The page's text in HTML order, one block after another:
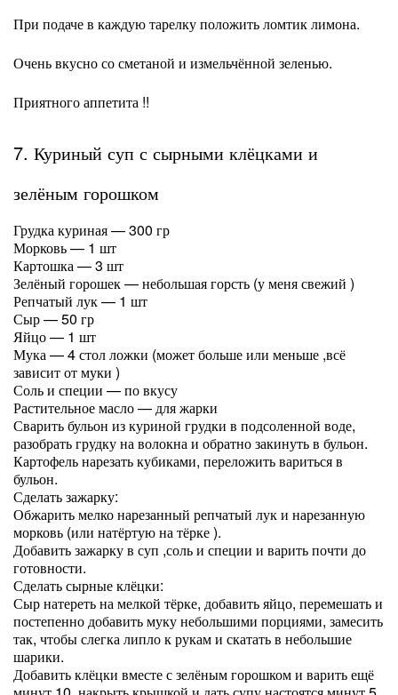
При подаче в каждую тарелку положить ломтик лимона.
Очень вкусно со сметаной и измельчённой зеленью.
Приятного аппетита !!
7. Куриный суп с сырными клёцками и
зелёным горошком
Грудка куриная — 300 гр
Морковь — 1 шт
Картошка — 3 шт
Зелёный горошек — небольшая горсть (у меня свежий )
Репчатый лук — 1 шт
Сыр — 50 гр
Яйцо — 1 шт
Мука — 4 стол ложки (может больше или меньше ,всё
зависит от муки )
Соль и специи — по вкусу
Растительное масло — для жарки
Сварить бульон из куриной грудки в подсоленной воде,
разобрать грудку на волокна и обратно закинуть в бульон.
Картофель нарезать кубиками, переложить вариться в
бульон.
Сделать зажарку:
Обжарить мелко нарезанный репчатый лук и нарезанную
морковь (или натёртую на тёрке ).
Добавить зажарку в суп ,соль и специи и варить почти до
готовности.
Сделать сырные клёцки:
Сыр натереть на мелкой тёрке, добавить яйцо, перемешать и
постепенно добавить муку небольшими порциями, замесить
так, чтобы слегка липло к рукам и скатать в небольшие
шарики.
Добавить клёцки вместе с зелёным горошком и варить ещё